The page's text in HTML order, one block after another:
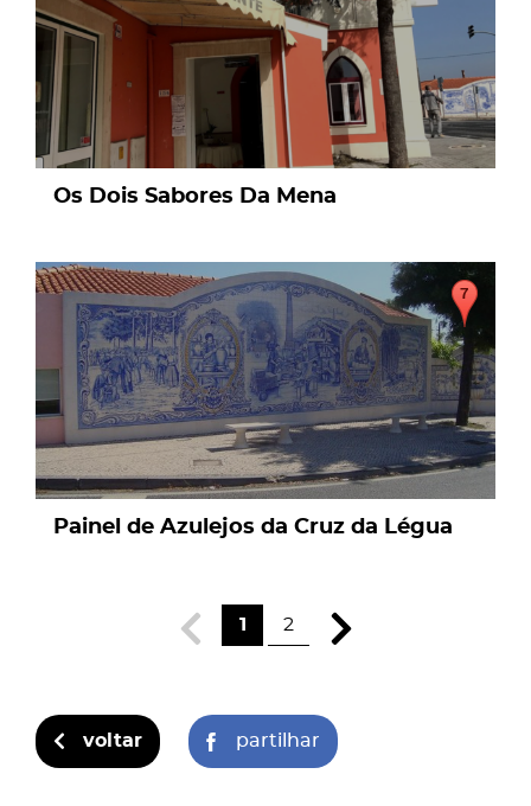
Os Dois Sabores Da Mena
page
Painel de Azulejos da Cruz da Légua
1 2
voltar partilhar